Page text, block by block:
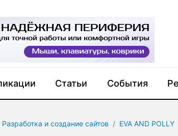
Статьи События
Разработка и создание сайтов EVA AND POLLY